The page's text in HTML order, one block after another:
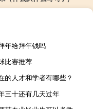
年给拜年钱吗
比赛推荐
的人才和学者有哪些？
三十还有几天过年